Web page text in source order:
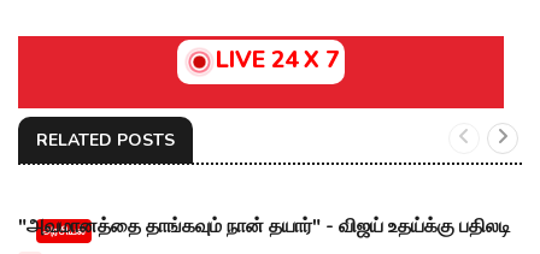
LIVE 24 X 7
RELATED POSTS
அரசியல்
"அவமானத்தை தாங்கவும் நான் தயார்" - விஜய் உதய்க்கு பதிலடி